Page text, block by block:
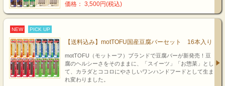
価格： 3,500円(税込)
NEW PICK UP
【送料込み】motTOFU国産豆腐バーセット 16本入り
motTOFU（モットーフ）ブランドで豆腐バーが新発売！豆
腐のヘルシーさをそのままに、「スイーツ」「お惣菜」とし
て、カラダとココロにやさしいワンハンドフードとして生ま
れ変わりました。